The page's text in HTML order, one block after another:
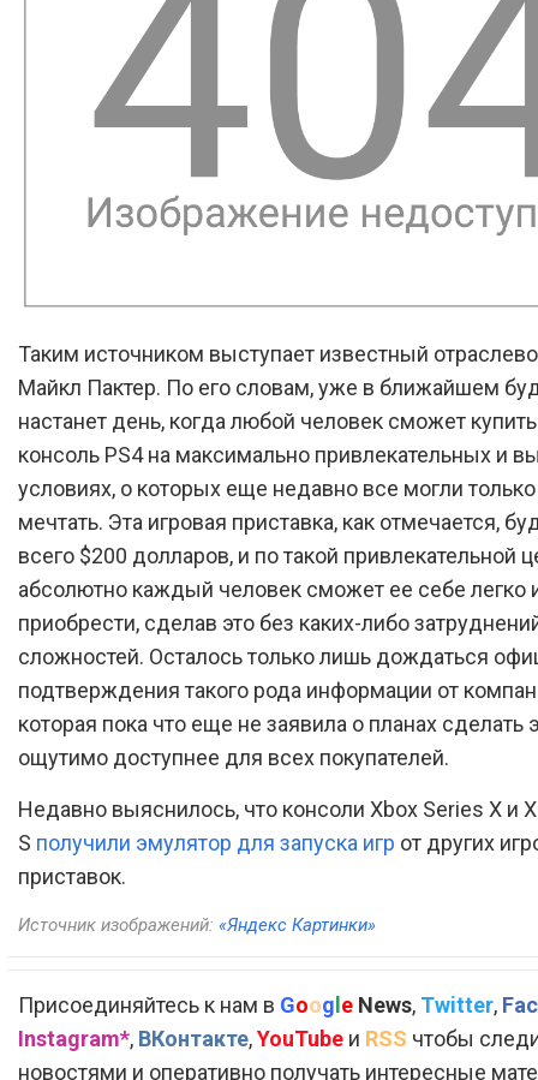
Таким источником выступает известный
Майкл Пактер. По его словам, уже в ближайшем
настанет день, когда любой человек сможет
консоль PS4 на максимально привлекательных и
условиях, о которых еще недавно все могли
мечтать. Эта игровая приставка, как отмечается,
всего $200 долларов, и по такой привлекательной
абсолютно каждый человек сможет ее себе легко
приобрести, сделав это без каких-либо
сложностей. Осталось только лишь дождаться
подтверждения такого рода информации от
которая пока что еще не заявила о планах сделать
ощутимо доступнее для всех покупателей.
Недавно выяснилось, что консоли Xbox Series X и
S получили эмулятор для запуска игр от других
приставок.
Источник изображений: «Яндекс Картинки»
Присоединяйтесь к нам в Google News, Twitter,
Instagram*, ВКонтакте,YouTube и RSS чтобы
новостями и оперативно получать интересные